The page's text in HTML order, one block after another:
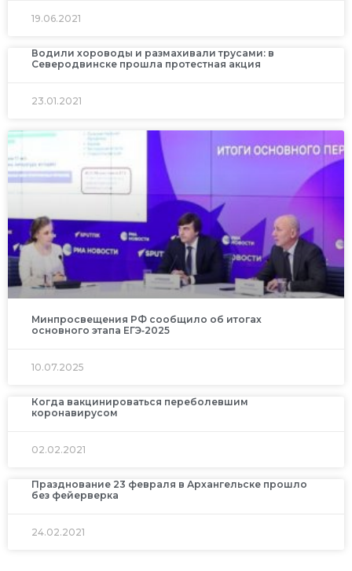
19.06.2021
Водили хороводы и размахивали трусами: в
Северодвинске прошла протестная акция
23.01.2021
Минпросвещения РФ сообщило об итогах
основного этапа ЕГЭ‑2025
10.07.2025
Когда вакцинироваться переболевшим
коронавирусом
02.02.2021
Празднование 23 февраля в Архангельске прошло
без фейерверка
24.02.2021